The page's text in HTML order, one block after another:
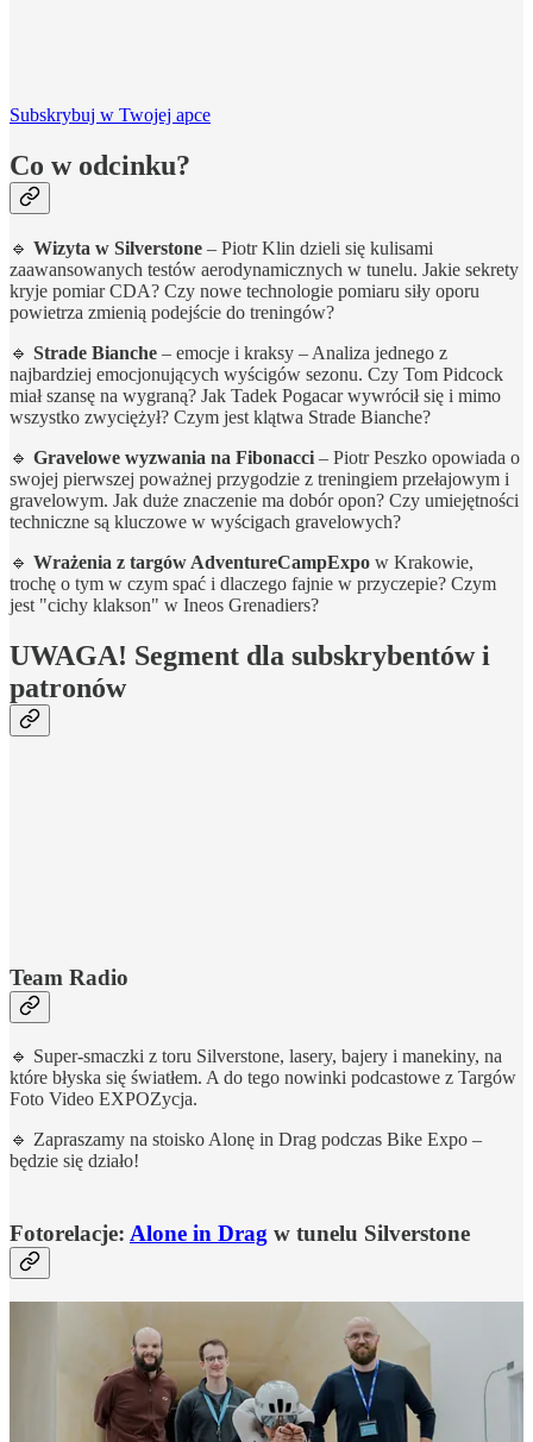
Subskrybuj w Twojej apce
Co w odcinku?
🔹 Wizyta w Silverstone – Piotr Klin dzieli się kulisami
zaawansowanych testów aerodynamicznych w tunelu. Jakie sekrety
kryje pomiar CDA? Czy nowe technologie pomiaru siły oporu
powietrza zmienią podejście do treningów?
🔹 Strade Bianche – emocje i kraksy – Analiza jednego z
najbardziej emocjonujących wyścigów sezonu. Czy Tom Pidcock
miał szansę na wygraną? Jak Tadek Pogacar wywrócił się i mimo
wszystko zwyciężył? Czym jest klątwa Strade Bianche?
🔹 Gravelowe wyzwania na Fibonacci – Piotr Peszko opowiada o
swojej pierwszej poważnej przygodzie z treningiem przełajowym i
gravelowym. Jak duże znaczenie ma dobór opon? Czy umiejętności
techniczne są kluczowe w wyścigach gravelowych?
🔹 Wrażenia z targów AdventureCampExpo w Krakowie,
trochę o tym w czym spać i dlaczego fajnie w przyczepie? Czym
jest "cichy klakson" w Ineos Grenadiers?
UWAGA! Segment dla subskrybentów i
patronów
Team Radio
🔹 Super-smaczki z toru Silverstone, lasery, bajery i manekiny, na
które błyska się światłem. A do tego nowinki podcastowe z Targów
Foto Video EXPOZycja.
🔹 Zapraszamy na stoisko Alonę in Drag podczas Bike Expo –
będzie się działo!
Fotorelacje: Alone in Drag w tunelu Silverstone